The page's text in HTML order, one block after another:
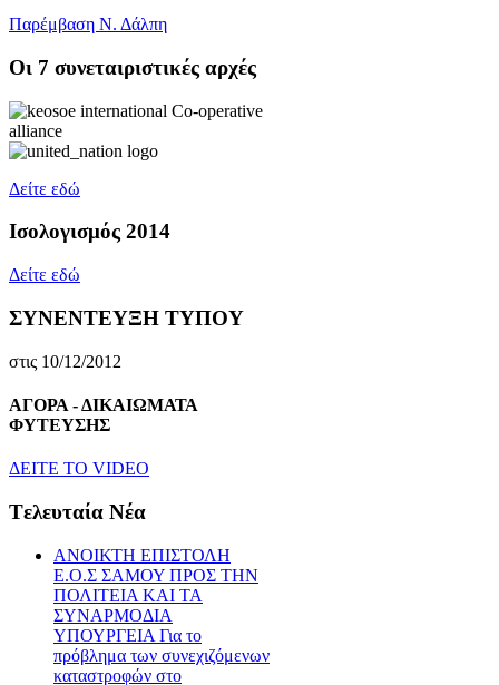
Παρέμβαση Ν. Δάλπη
Oι 7 συνεταιριστικές αρχές
Δείτε εδώ
Ισολογισμός 2014
Δείτε εδώ
ΣΥΝΕΝΤΕΥΞΗ ΤΥΠΟΥ
στις 10/12/2012
ΑΓΟΡΑ - ΔΙΚΑΙΩΜΑΤΑ
ΦΥΤΕΥΣΗΣ
ΔEITE TO VIDEO
Tελευταία Nέα
ΑΝΟΙΚΤΗ ΕΠΙΣΤΟΛΗ
Ε.Ο.Σ ΣΑΜΟΥ ΠΡΟΣ ΤΗΝ
ΠΟΛΙΤΕΙΑ ΚΑΙ ΤΑ
ΣΥΝΑΡΜΟΔΙΑ
ΥΠΟΥΡΓΕΙΑ Για το
πρόβλημα των συνεχιζόμενων
καταστροφών στο